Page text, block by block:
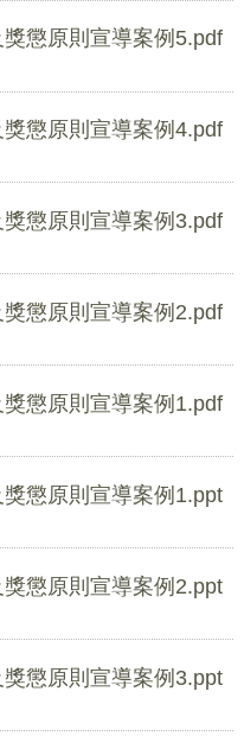
懲原則宣導案例5.pdf
懲原則宣導案例4.pdf
懲原則宣導案例3.pdf
懲原則宣導案例2.pdf
懲原則宣導案例1.pdf
懲原則宣導案例1.ppt
懲原則宣導案例2.ppt
懲原則宣導案例3.ppt